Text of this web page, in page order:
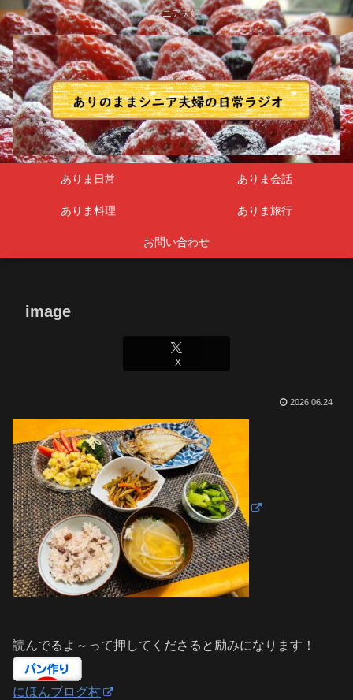
シニア夫婦
ありま日常 ありま会話
ありま料理 ありま旅行
お問い合わせ
image
X
2026.06.24
読んでるよ～って押してくださると励みになります！
にほんブログ村